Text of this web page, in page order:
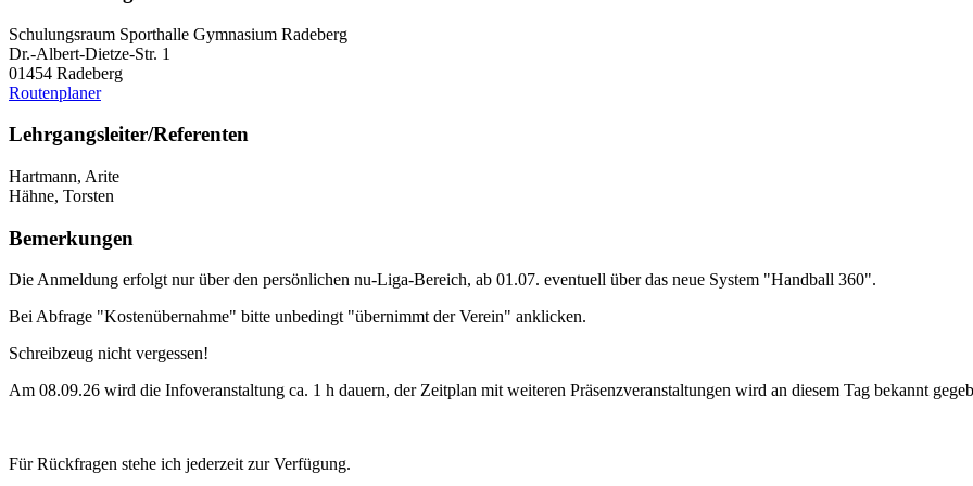
Schulungsraum Sporthalle Gymnasium Radeberg
Dr.-Albert-Dietze-Str. 1
01454 Radeberg
Routenplaner
Lehrgangsleiter/Referenten
Hartmann, Arite
Hähne, Torsten
Bemerkungen
Die Anmeldung erfolgt nur über den persönlichen nu-Liga-Bereich, ab 01.07. eventuell über das neue System "Handball 360".
Bei Abfrage "Kostenübernahme" bitte unbedingt "übernimmt der Verein" anklicken.
Schreibzeug nicht vergessen!
Am 08.09.26 wird die Infoveranstaltung ca. 1 h dauern, der Zeitplan mit weiteren Präsenzveranstaltungen wird an diesem Tag bekannt
Für Rückfragen stehe ich jederzeit zur Verfügung.